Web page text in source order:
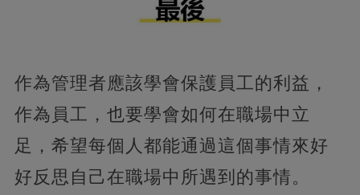
作為管理者應該學會保護員工的利益，
作為員工，也要學會如何在職場中立
足，希望每個人都能通過這個事情來好
好反思自己在職場中所遇到的事情。